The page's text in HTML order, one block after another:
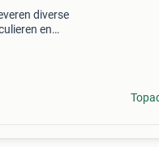
diverse
en